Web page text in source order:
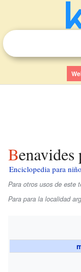
Enciclopedia para
Para otros usos de este
Para para la localidad